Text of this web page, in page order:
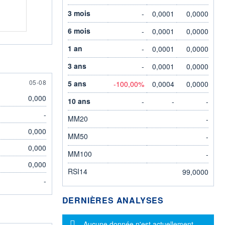
5 AUGUST
05-08
0,000
-
0,000
0,000
0,000
-
3 mois
- 0,0001
0,0000
6 mois
- 0,0001
0,0000
1 an
- 0,0001
0,0000
3 ans
- 0,0001
0,0000
5 ans
-100,00% 0,0004
0,0000
10 ans
- -
-
MM20
-
MM50
-
MM100
-
RSI14
99,0000
DERNIÈRES ANALYSES